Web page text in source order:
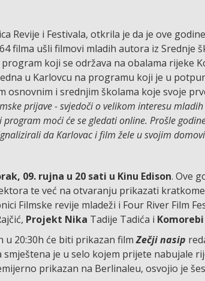
Revije i Festivala, otkrila je da je ove
filma ušli filmovi mladih autora iz Srednje
koji se održava na obalama rijeke
u Karlovcu na programu koji je u
osnovnim i srednjim školama koje svoje
prijave - svjedoči o velikom interesu
moći će se gledati online. Prošle
da Karlovac i film žele u svojim
09. rujna u 20 sati u Kinu Edison. Ove
te već na otvaranju prikazati
Filmske revije mladeži i Four River Film
Projekt Nika Tadije Tadića i Komorebi
u 20:30h će biti prikazan filmZečji nasip
je u selo kojem prijete nabujale
prikazan na Berlinaleu, osvojio je